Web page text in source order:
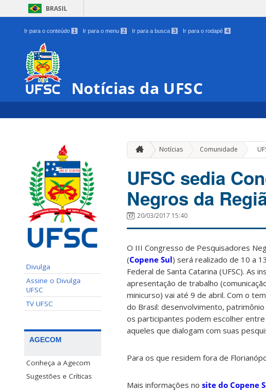
BRASIL
Ir para o conteúdo 1 Ir para o menu 2 Ir para a busca 3 Ir para o rodapé 4
Notícias da UFSC
Divulga
Assine o Divulga
UFSC
TV UFSC
AGECOM
Conheça a Agecom
Sugestões e Críticas
Notícias Comunidade »
UFSC sedia
Negros da
20/03/2017 15:40
O III Congresso de Pesquisadores
(Copene Sul) será realizado de 10 a
Federal de Santa Catarina (UFSC). As
apresentação de trabalho
minicurso) vai até 9 de abril. Com o
do Brasil: desenvolvimento,
os participantes podem escolher
aqueles que dialogam com suas
Para os que residem fora de
Mais informações no site do Copene